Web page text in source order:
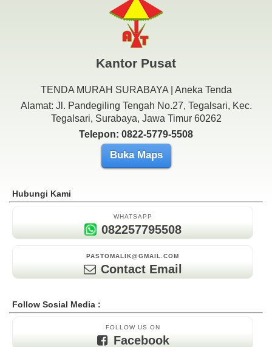
Kantor Pusat
TENDA MURAH SURABAYA | Aneka Tenda
Alamat: Jl. Pandegiling Tengah No.27, Tegalsari, Kec.
Tegalsari, Surabaya, Jawa Timur 60262
Telepon: 0822-5779-5508
Buka Maps
Hubungi Kami
WHATSAPP
082257795508
PASTOMALIK@GMAIL.COM
Contact Email
Follow Sosial Media :
FOLLOW US ON
Facebook